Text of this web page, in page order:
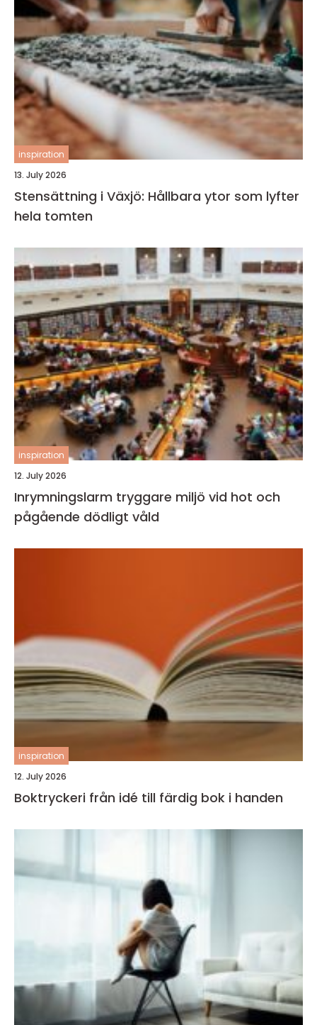
inspiration
13. July 2026
Stensättning i Växjö: Hållbara ytor som lyfter
hela tomten
inspiration
12. July 2026
Inrymningslarm tryggare miljö vid hot och
pågående dödligt våld
inspiration
12. July 2026
Boktryckeri från idé till färdig bok i handen